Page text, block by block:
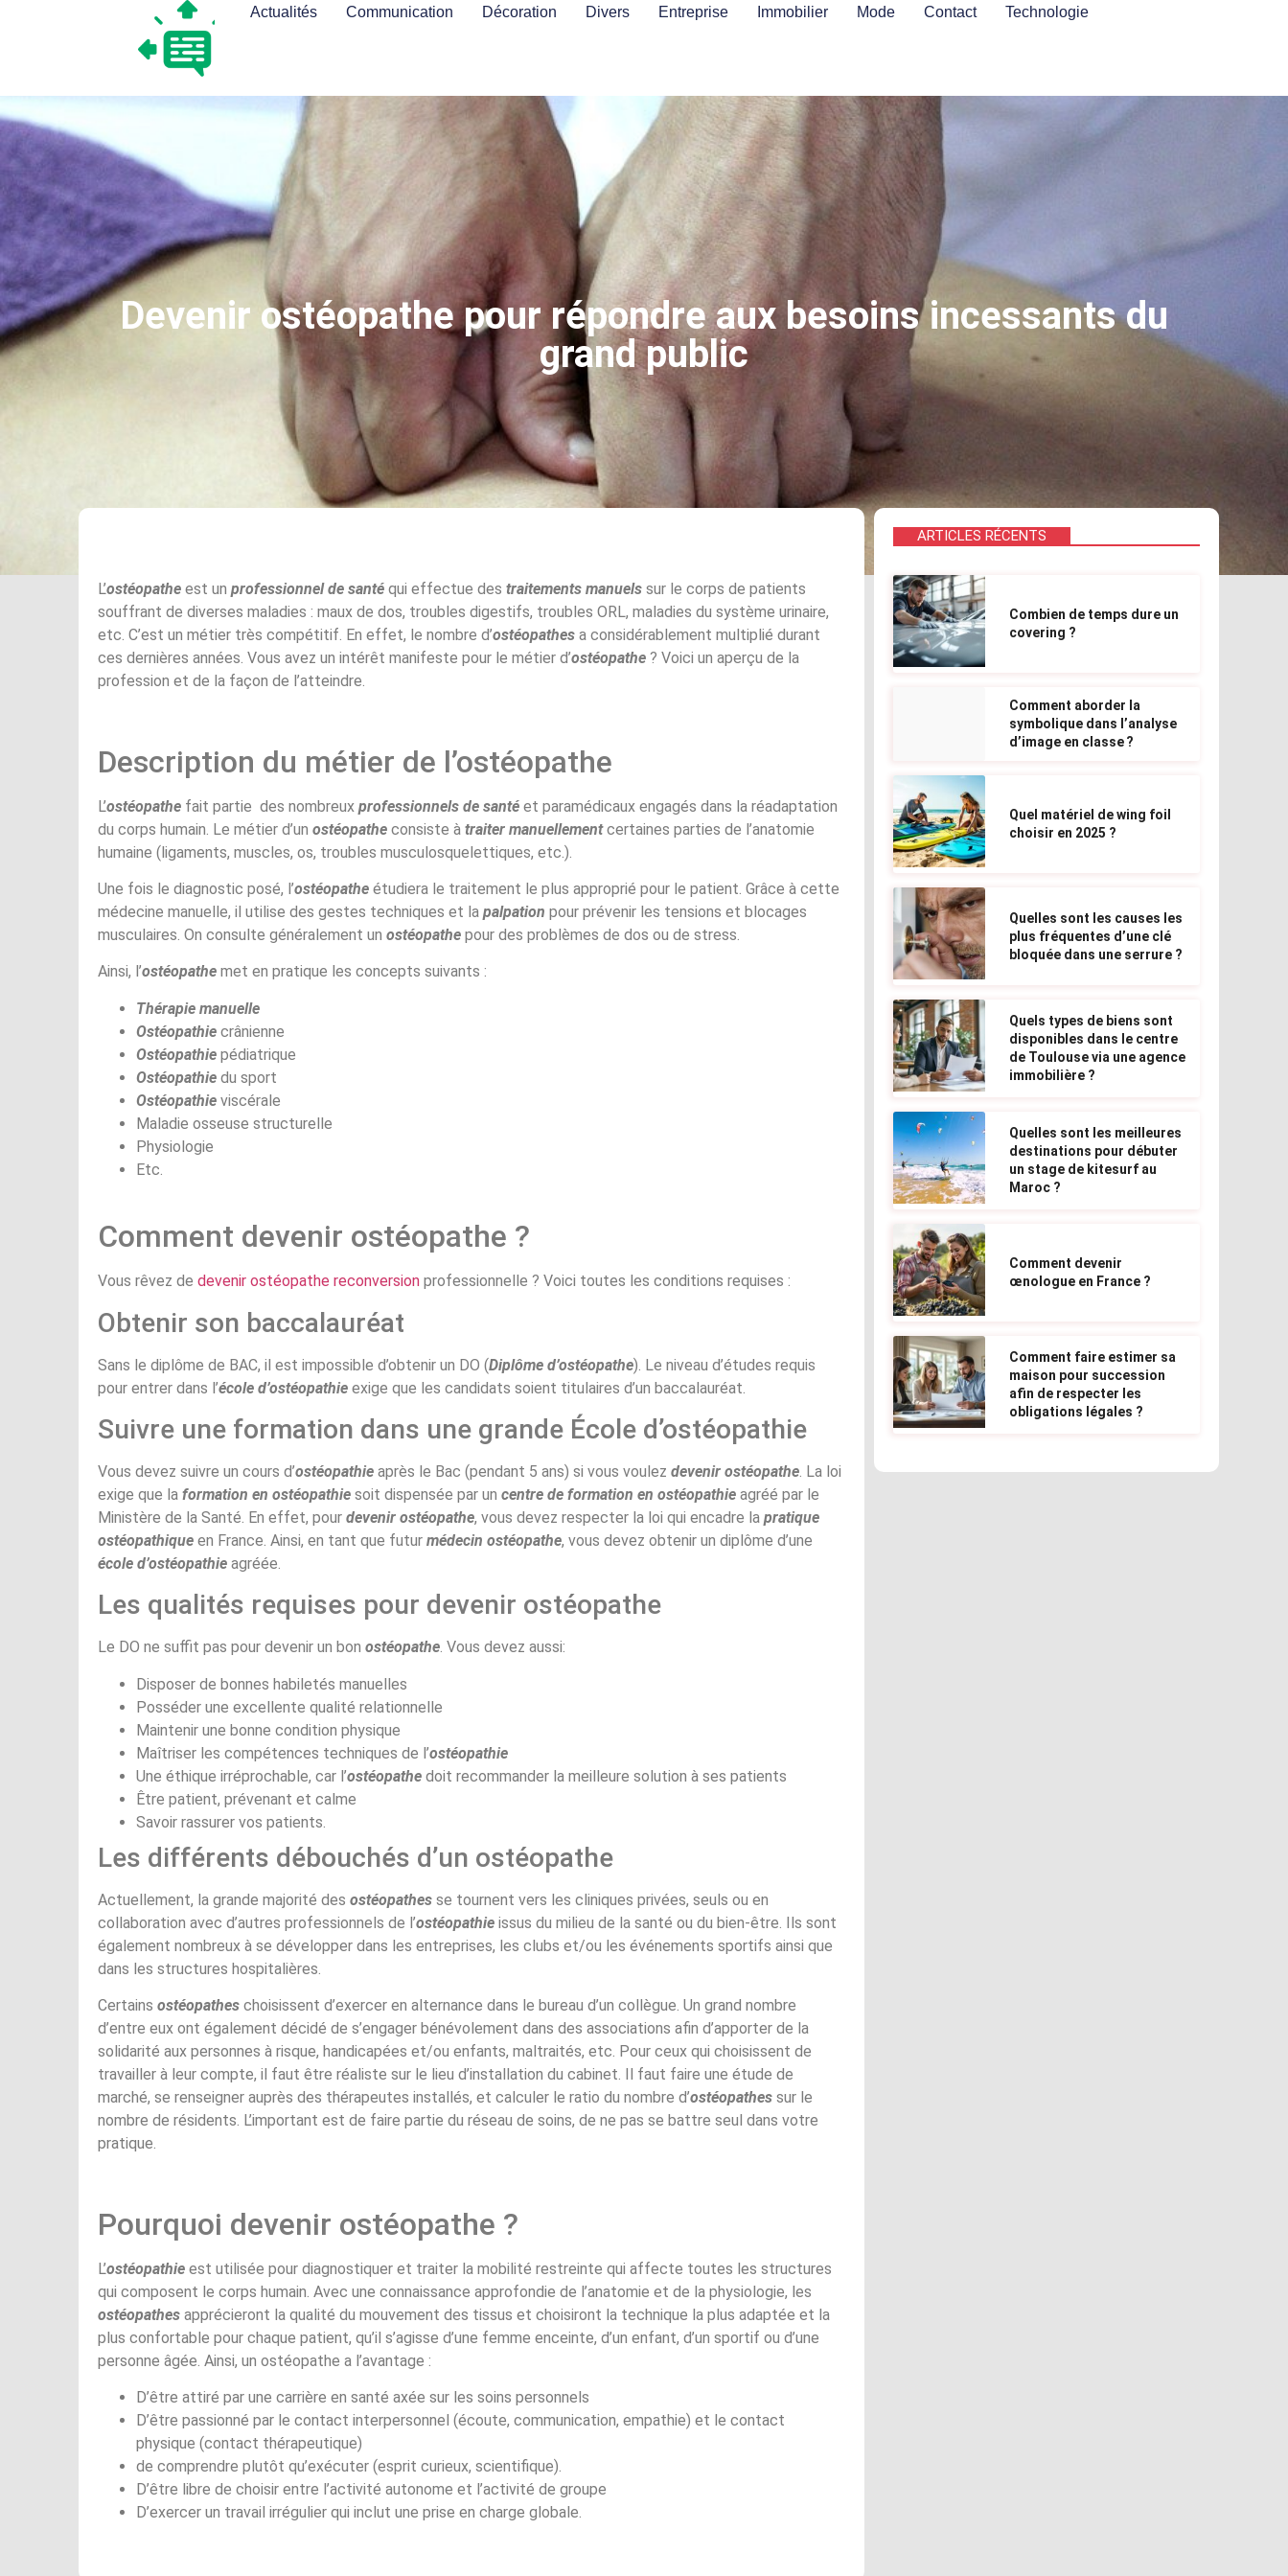
Actualités Communication Décoration Divers Entreprise Immobilier Mode Contact Technologie
Devenir ostéopathe pour répondre aux besoins incessants du
grand public
L’ostéopathe est un professionnel de santé qui effectue des traitements manuels sur le corps de patients
souffrant de diverses maladies : maux de dos, troubles digestifs, troubles ORL, maladies du système urinaire,
etc. C’est un métier très compétitif. En effet, le nombre d’ostéopathes a considérablement multiplié durant
ces dernières années. Vous avez un intérêt manifeste pour le métier d’ostéopathe ? Voici un aperçu de la
profession et de la façon de l’atteindre.
Description du métier de l’ostéopathe
L’ostéopathe fait partie des nombreux professionnels de santé et paramédicaux engagés dans la réadaptation
du corps humain. Le métier d’un ostéopathe consiste à traiter manuellementcertaines parties de l’anatomie
humaine (ligaments, muscles, os, troubles musculosquelettiques, etc.).
Une fois le diagnostic posé, l’ostéopathe étudiera le traitement le plus approprié pour le patient. Grâce à cette
médecine manuelle, il utilise des gestes techniques et la palpation pour prévenir les tensions et blocages
musculaires. On consulte généralement un ostéopathe pour des problèmes de dos ou de stress.
Ainsi, l’ostéopathe met en pratique les concepts suivants :
Thérapie manuelle
Ostéopathie crânienne
Ostéopathie pédiatrique
Ostéopathie du sport
Ostéopathie viscérale
Maladie osseuse structurelle
Physiologie
Etc.
Comment devenir ostéopathe ?
Vous rêvez de devenir ostéopathe reconversion professionnelle ? Voici toutes les conditions requises :
Obtenir son baccalauréat
Sans le diplôme de BAC, il est impossible d’obtenir un DO (Diplôme d’ostéopathe). Le niveau d’études requis
pour entrer dans l’école d’ostéopathie exige que les candidats soient titulaires d’un baccalauréat.
Suivre une formation dans une grande École d’ostéopathie
Vous devez suivre un cours d’ostéopathie après le Bac (pendant 5 ans) si vous voulez devenir ostéopathe. La loi
exige que la formation en ostéopathie soit dispensée par un centre de formation en ostéopathie agréé par le
Ministère de la Santé. En effet, pour devenir ostéopathe, vous devez respecter la loi qui encadre la pratique
ostéopathique en France. Ainsi, en tant que futur médecin ostéopathe, vous devez obtenir un diplôme d’une
école d’ostéopathie agréée.
Les qualités requises pour devenir ostéopathe
Le DO ne suffit pas pour devenir un bon ostéopathe. Vous devez aussi:
Disposer de bonnes habiletés manuelles
Posséder une excellente qualité relationnelle
Maintenir une bonne condition physique
Maîtriser les compétences techniques de l’ostéopathie
Une éthique irréprochable, car l’ostéopathe doit recommander la meilleure solution à ses patients
Être patient, prévenant et calme
Savoir rassurer vos patients.
Les différents débouchés d’un ostéopathe
Actuellement, la grande majorité des ostéopathes se tournent vers les cliniques privées, seuls ou en
collaboration avec d’autres professionnels de l’ostéopathie issus du milieu de la santé ou du bien-être. Ils sont
également nombreux à se développer dans les entreprises, les clubs et/ou les événements sportifs ainsi que
dans les structures hospitalières.
Certains ostéopathes choisissent d’exercer en alternance dans le bureau d’un collègue. Un grand nombre
d’entre eux ont également décidé de s’engager bénévolement dans des associations afin d’apporter de la
solidarité aux personnes à risque, handicapées et/ou enfants, maltraités, etc. Pour ceux qui choisissent de
travailler à leur compte, il faut être réaliste sur le lieu d’installation du cabinet. Il faut faire une étude de
marché, se renseigner auprès des thérapeutes installés, et calculer le ratio du nombre d’ostéopathes sur le
nombre de résidents. L’important est de faire partie du réseau de soins, de ne pas se battre seul dans votre
pratique.
Pourquoi devenir ostéopathe ?
L’ostéopathie est utilisée pour diagnostiquer et traiter la mobilité restreinte qui affecte toutes les structures
qui composent le corps humain. Avec une connaissance approfondie de l’anatomie et de la physiologie, les
ostéopathes apprécieront la qualité du mouvement des tissus et choisiront la technique la plus adaptée et la
plus confortable pour chaque patient, qu’il s’agisse d’une femme enceinte, d’un enfant, d’un sportif ou d’une
personne âgée. Ainsi, un ostéopathe a l’avantage :
D’être attiré par une carrière en santé axée sur les soins personnels
D’être passionné par le contact interpersonnel (écoute, communication, empathie) et le contact
physique (contact thérapeutique)
de comprendre plutôt qu’exécuter (esprit curieux, scientifique).
D’être libre de choisir entre l’activité autonome et l’activité de groupe
D’exercer un travail irrégulier qui inclut une prise en charge globale.
ARTICLES RÉCENTS
Combien de temps dure un
covering ?
Comment aborder la
symbolique dans l’analyse
d’image en classe ?
Quel matériel de wing foil
choisir en 2025 ?
Quelles sont les causes les
plus fréquentes d’une clé
bloquée dans une serrure ?
Quels types de biens sont
disponibles dans le centre
de Toulouse via une agence
immobilière ?
Quelles sont les meilleures
destinations pour débuter
un stage de kitesurf au
Maroc ?
Comment devenir
œnologue en France ?
Comment faire estimer sa
maison pour succession
afin de respecter les
obligations légales ?